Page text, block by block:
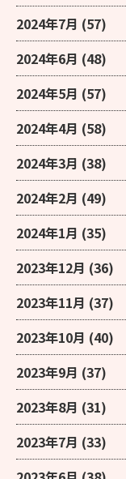
2024年7月 (57)
2024年6月 (48)
2024年5月 (57)
2024年4月 (58)
2024年3月 (38)
2024年2月 (49)
2024年1月 (35)
2023年12月 (36)
2023年11月 (37)
2023年10月 (40)
2023年9月 (37)
2023年8月 (31)
2023年7月 (33)